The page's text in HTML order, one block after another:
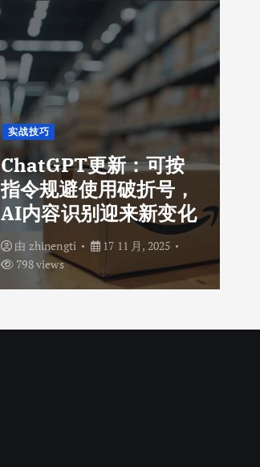
实战技巧
ChatGPT更新：可按
指令规避使用破折号，
AI内容识别迎来新变化
由 zhinengti
17 11 月, 2025
798 views